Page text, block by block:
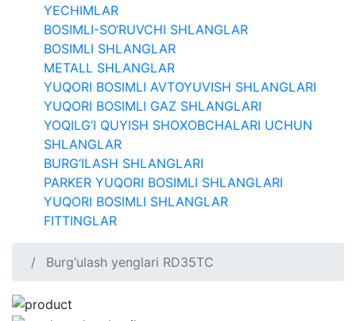
YECHIMLAR
BOSIMLI-SO‘RUVCHI SHLANGLAR
BOSIMLI SHLANGLAR
METALL SHLANGLAR
YUQORI BOSIMLI AVTOYUVISH SHLANGLARI
YUQORI BOSIMLI GAZ SHLANGLARI
YOQILG‘I QUYISH SHOXOBCHALARI UCHUN
SHLANGLAR
BURG‘ILASH SHLANGLARI
PARKER YUQORI BOSIMLI SHLANGLARI
YUQORI BOSIMLI SHLANGLAR
FITTINGLAR
Burg‘ulash yenglari RD35TC